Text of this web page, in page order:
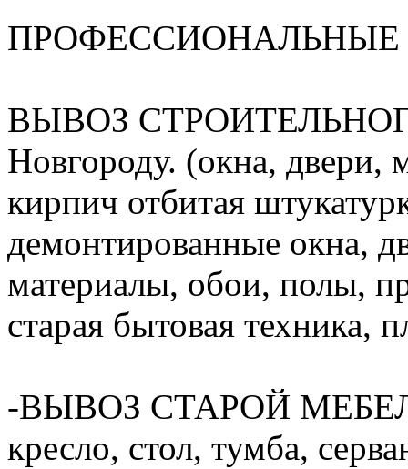
ПРОФЕССИОНАЛЬНЫЕ
ВЫВОЗ
Новгороду. (окна,
кирпич отбитая
демонтированные окна,
материалы, обои, полы,
старая бытовая техника,
-ВЫВОЗ СТАРОЙ
кресло, стол, тумба,